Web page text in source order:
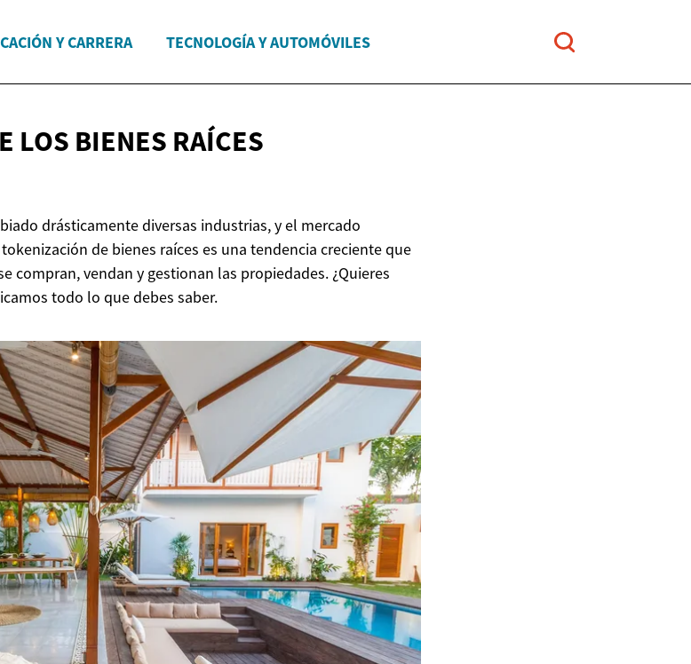
Y CARRERA TECNOLOGÍA Y AUTOMÓVILES
LOS BIENES RAÍCES
drásticamente diversas industrias, y el mercado
de bienes raíces es una tendencia creciente que
compran, vendan y gestionan las propiedades. ¿Quieres
todo lo que debes saber.